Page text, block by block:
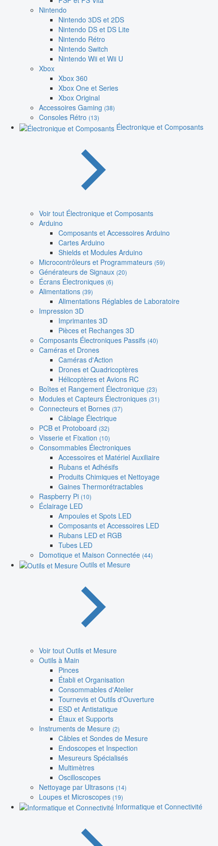
Nintendo
Nintendo 3DS et 2DS
Nintendo DS et DS Lite
Nintendo Rétro
Nintendo Switch
Nintendo Wii et Wii U
Xbox
Xbox 360
Xbox One et Series
Xbox Original
Accessoires Gaming (38)
Consoles Rétro (13)
Électronique et Composants
Voir tout Électronique et Composants
Arduino
Composants et Accessoires Arduino
Cartes Arduino
Shields et Modules Arduino
Microcontrôleurs et Programmateurs (59)
Générateurs de Signaux (20)
Écrans Électroniques (6)
Alimentations (39)
Alimentations Réglables de Laboratoire
Impression 3D
Imprimantes 3D
Pièces et Rechanges 3D
Composants Électroniques Passifs (40)
Caméras et Drones
Caméras d'Action
Drones et Quadricoptères
Hélicoptères et Avions RC
Boîtes et Rangement Électronique (23)
Modules et Capteurs Électroniques (31)
Connecteurs et Bornes (37)
Câblage Électrique
PCB et Protoboard (32)
Visserie et Fixation (10)
Consommables Électroniques
Accessoires et Matériel Auxiliaire
Rubans et Adhésifs
Produits Chimiques et Nettoyage
Gaines Thermorétractables
Raspberry Pi (10)
Éclairage LED
Ampoules et Spots LED
Composants et Accessoires LED
Rubans LED et RGB
Tubes LED
Domotique et Maison Connectée (44)
Outils et Mesure
Voir tout Outils et Mesure
Outils à Main
Pinces
Établi et Organisation
Consommables d'Atelier
Tournevis et Outils d'Ouverture
ESD et Antistatique
Étaux et Supports
Instruments de Mesure (2)
Câbles et Sondes de Mesure
Endoscopes et Inspection
Mesureurs Spécialisés
Multimètres
Oscilloscopes
Nettoyage par Ultrasons (14)
Loupes et Microscopes (19)
Informatique et Connectivité